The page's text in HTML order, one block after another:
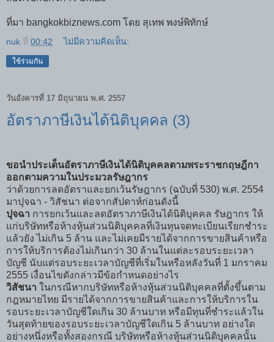
ที่มา bangkokbiznews.com โดย สุเทพ พงษ์พิทักษ์
nuk ที่ 00:42 ไม่มีความคิดเห็น:
ใช้ร่วมกัน
วันอังคารที่ 17 มิถุนายน พ.ศ. 2557
อัตราภาษีเงินได้นิติบุคคล (3)
ขอนำประเด็นอัตราภาษีเงินได้นิติบุคคลตามพระราชกฤษฎีกา
ออกตามความในประมวลรัษฎากร
ว่าด้วยการลดอัตราและยกเว้นรัษฎากร (ฉบับที่ 530) พ.ศ. 2554
มาปุจฉา - วิสัชนา ต่อจากสัปดาห์ก่อนดังนี้
ปุจฉา การยกเว้นและลดอัตราภาษีเงินได้นิติบุคคล รัษฎากร ให้
แก่บริษัทหรือห้างหุ้นส่วนนิติบุคคลที่เงินทุนจดทะเบียนเรียกชำระ
แล้วยัง ไม่เกิน 5 ล้าน และไม่เคยมีรายได้จากการขายสินค้าหรือ
การให้บริการต้องไม่เกินกว่า 30 ล้านในแต่ละรอบระยะเวลา
บัญชี นับแต่รอบระยะเวลาบัญชีที่เริ่มในหรือหลังวันที่ 1 มกราคม
2555 เงื่อนไขดังกล่าวมีข้อกำหนดอย่างไร
วิสัชนา ในกรณีหากบริษัทหรือห้างหุ้นส่วนนิติบุคคลที่ตั้งขึ้นตาม
กฎหมายไทย มีรายได้จากการขายสินค้าและการให้บริการใน
รอบระยะเวลาบัญชีใดเกิน 30 ล้านบาท หรือมีทุนที่ชำระแล้วใน
วันสุดท้ายของรอบระยะเวลาบัญชีใดเกิน 5 ล้านบาท อย่างใด
อย่างหนึ่งหรือทั้งสองกรณี บริษัทหรือห้างหุ้นส่วนนิติบุคคลนั้น